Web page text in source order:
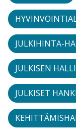
JULKIHINTA-
JULKISEN
JULKISET